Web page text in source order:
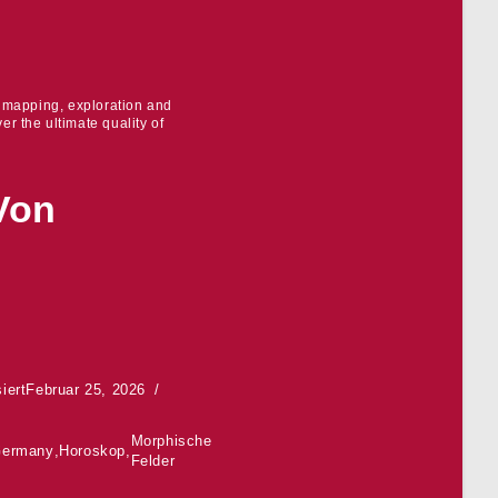
exploration and
the ultimate quality of
Februar 25, 2026
, Horoskop,
Morphische
Felder